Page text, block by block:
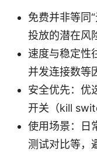
免费并非等同
投放的潜在风
速度与稳定性
并发连接数等
安全优先：优
开关（kill
使用场景：日
测试对比等，